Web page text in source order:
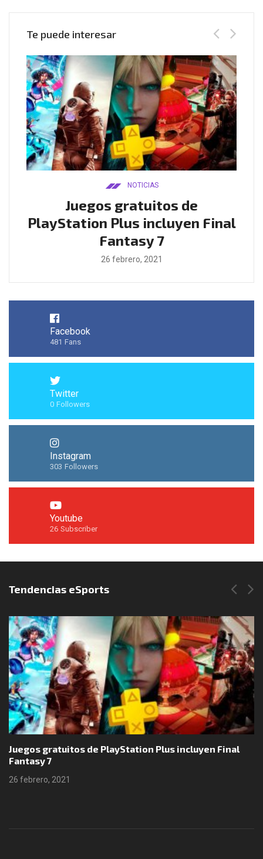
Te puede interesar
NOTICIAS
Juegos gratuitos de
PlayStation Plus incluyen Final
Fantasy 7
26 febrero, 2021
Facebook
481 Fans
Twitter
0 Followers
Instagram
303 Followers
Youtube
26 Subscriber
Síguenos en Instagram
Tendencias eSports
Juegos gratuitos de PlayStation Plus incluyen Final
Fantasy 7
26 febrero, 2021